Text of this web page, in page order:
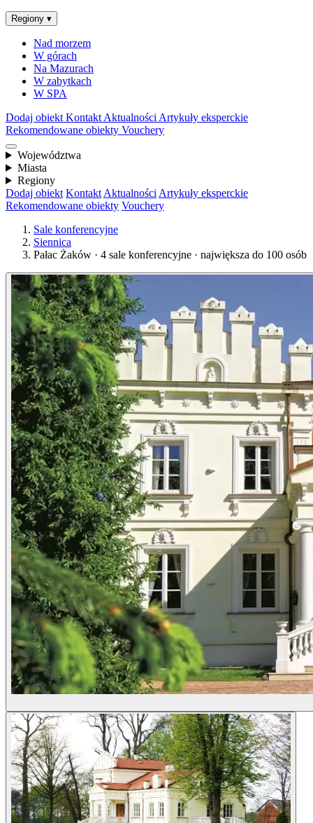
Regiony ▾
Nad morzem
W górach
Na Mazurach
W zabytkach
W SPA
Dodaj obiekt Kontakt Aktualności Artykuły eksperckie
Rekomendowane obiekty Vouchery
Województwa
Miasta
Regiony
Dodaj obiekt Kontakt Aktualności Artykuły eksperckie
Rekomendowane obiekty Vouchery
Sale konferencyjne
Siennica
Pałac Żaków · 4 sale konferencyjne · największa do 100 osób